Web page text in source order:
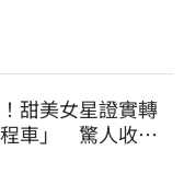
甜美女星證實轉
車」 驚人收入